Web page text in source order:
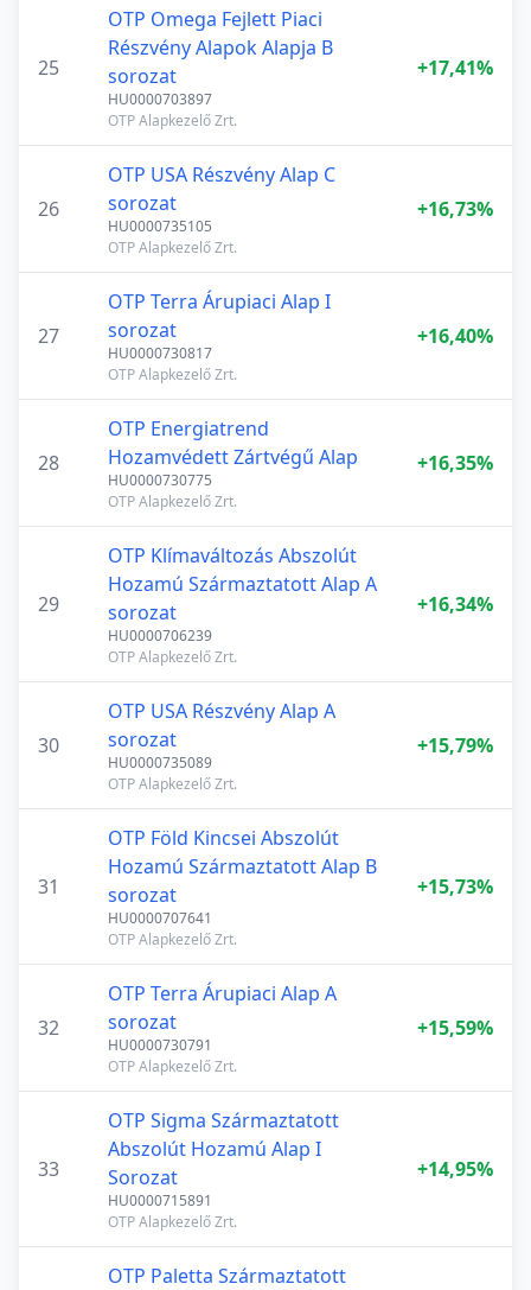
25
OTP Omega Fejlett Piaci
Részvény Alapok Alapja B
sorozat
HU0000703897
OTP Alapkezelő Zrt.
+17,41%
26
OTP USA Részvény Alap C
sorozat
HU0000735105
OTP Alapkezelő Zrt.
+16,73%
27
OTP Terra Árupiaci Alap I
sorozat
HU0000730817
OTP Alapkezelő Zrt.
+16,40%
28
OTP Energiatrend
Hozamvédett Zártvégű Alap
HU0000730775
OTP Alapkezelő Zrt.
+16,35%
29
OTP Klímaváltozás Abszolút
Hozamú Származtatott Alap A
sorozat
HU0000706239
OTP Alapkezelő Zrt.
+16,34%
30
OTP USA Részvény Alap A
sorozat
HU0000735089
OTP Alapkezelő Zrt.
+15,79%
31
OTP Föld Kincsei Abszolút
Hozamú Származtatott Alap B
sorozat
HU0000707641
OTP Alapkezelő Zrt.
+15,73%
32
OTP Terra Árupiaci Alap A
sorozat
HU0000730791
OTP Alapkezelő Zrt.
+15,59%
33
OTP Sigma Származtatott
Abszolút Hozamú Alap I
Sorozat
HU0000715891
OTP Alapkezelő Zrt.
+14,95%
OTP Paletta Származtatott